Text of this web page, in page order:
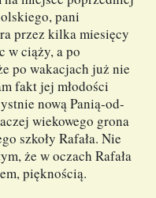
pani
przez kilka miesięcy
w ciąży, a po
po wakacjach już nie
fakt jej młodości
nową Panią-od-
wiekowego grona
szkoły Rafała. Nie
że w oczach Rafała
pięknością.